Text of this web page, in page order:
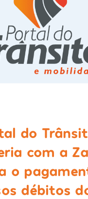
do
com a
o
débitos